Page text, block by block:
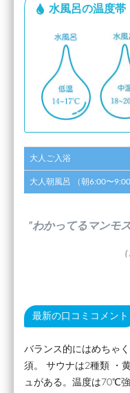
水風呂の温度帯
大人ご入浴
大人朝風呂 （朝6:00〜9:00
”わかってるマンモ
(
最新の口コミコメント
バランス的にはめちゃ
須。 サウナは2種類 ・
ュがある。温度は70℃